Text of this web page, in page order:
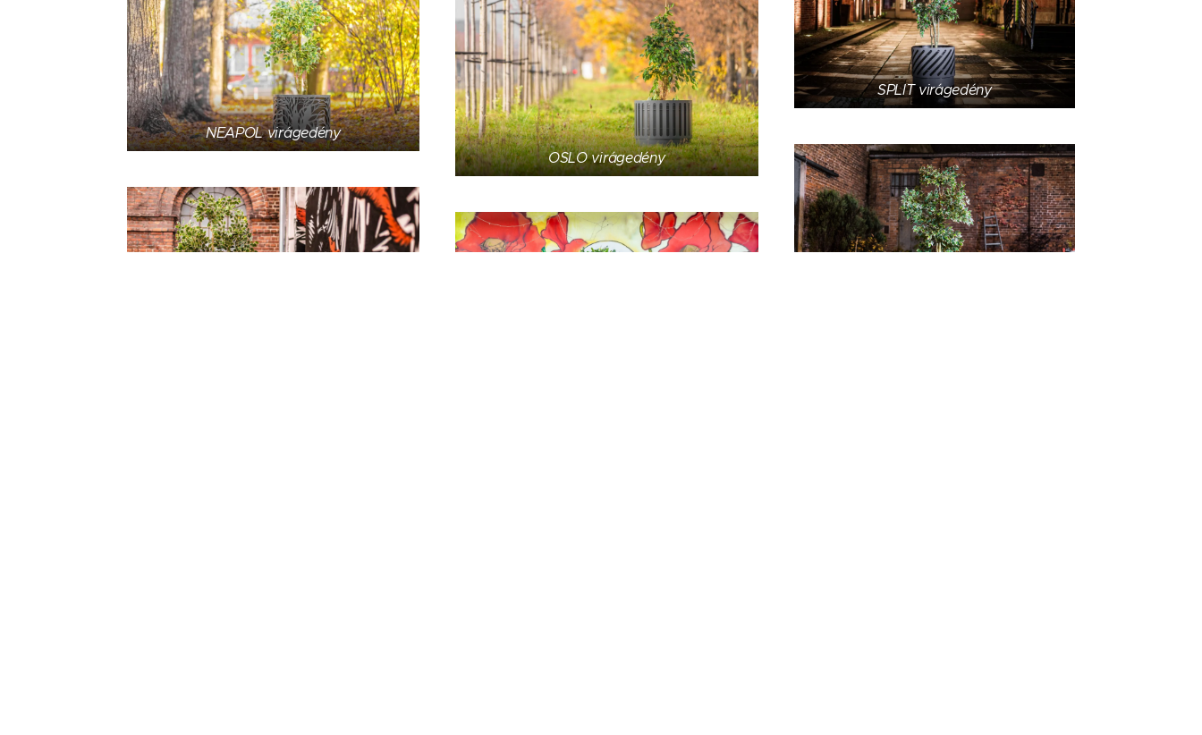
NEAPOL virágedény
OSLO virágedény
SPLIT virágedény